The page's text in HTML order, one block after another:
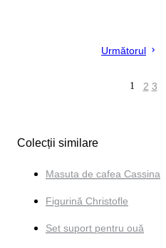
Următorul
1 2 3
Colecții similare
Masuta de cafea Cassina
Figurină Christofle
Set suport pentru ouă